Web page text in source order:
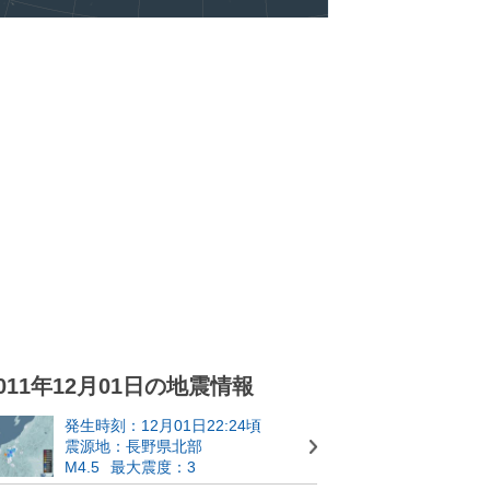
年12月01日の地震情報
発生時刻：12月01日22:24頃
震源地：長野県北部
M4.5
最大震度：3